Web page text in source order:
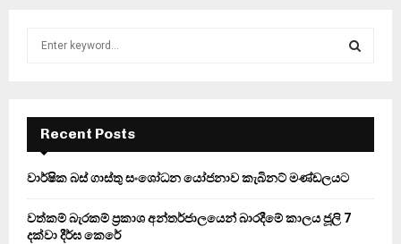
f
r
E
A
Recent Posts
වාර්ෂික බස් ගාස්තු සංශෝධන යෝජනාව කැබිනට් මණ්ඩලයට
වත්කම් බැරකම් ප්‍රකාශ අන්තර්ජාලයෙන් බාරදීමේ කාලය ජූලි 7
දක්වා දීර්ඝ කෙරේ